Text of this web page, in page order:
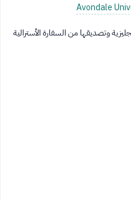
وتصديقها من السفارة الأسترالية